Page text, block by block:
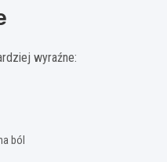
wyraźne:
ból